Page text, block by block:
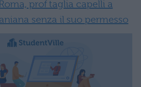
prof taglia capelli a
senza il suo permesso